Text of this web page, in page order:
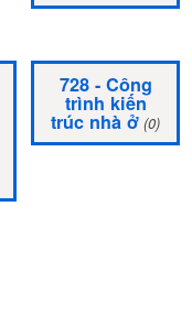
728 - Công
trình kiến
trúc nhà ở (0)